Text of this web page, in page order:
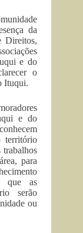
da
Direitos,
e do
o
Ituqui.
e do
território
trabalhos
para
que as
serão
ou